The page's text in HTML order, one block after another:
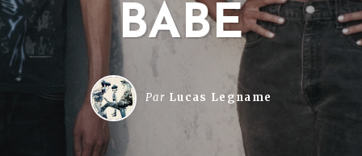
BABE
Par Lucas Legname